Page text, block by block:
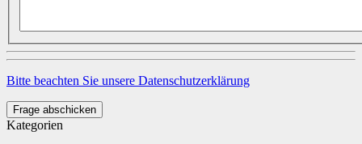
Bitte beachten Sie unsere Datenschutzerklärung
Frage abschicken
Kategorien